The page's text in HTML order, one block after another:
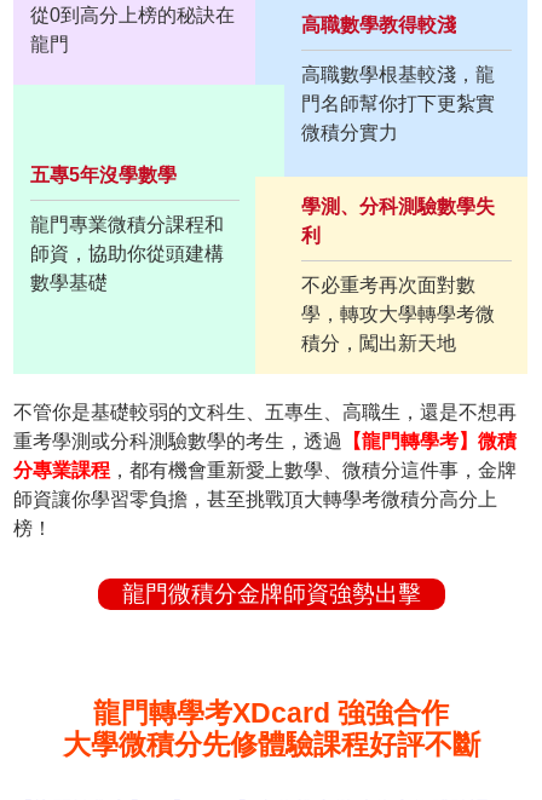
從0到高分上榜的秘訣在
龍門
高職數學教得較淺
高職數學根基較淺，龍
門名師幫你打下更紮實
微積分實力
五專5年沒學數學
龍門專業微積分課程和
師資，協助你從頭建構
數學基礎
學測、分科測驗數學失
利
不必重考再次面對數
學，轉攻大學轉學考微
積分，闖出新天地
不管你是基礎較弱的文科生、五專生、高職生，還是不想再
重考學測或分科測驗數學的考生，透過
【龍門轉學考】微積
分專業課程 ，都有機會重新愛上數學、微積分這件事，金牌
師資讓你學習零負擔，甚至挑戰頂大轉學考微積分高分上
榜！
龍門微積分金牌師資強勢出擊
龍門轉學考XDcard 強強合作
大學微積分先修體驗課程好評不斷